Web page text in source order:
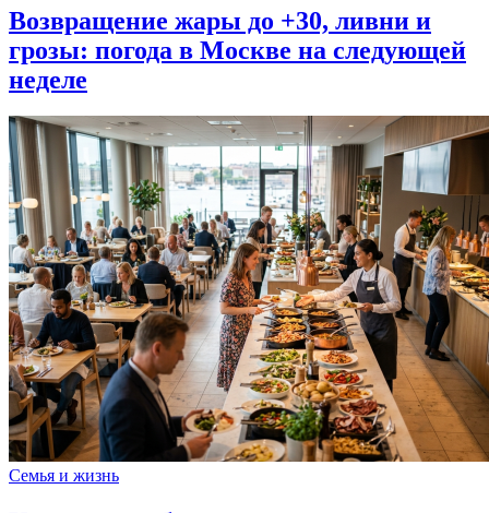
Возвращение жары до +30, ливни и
грозы: погода в Москве на следующей
неделе
Семья и жизнь